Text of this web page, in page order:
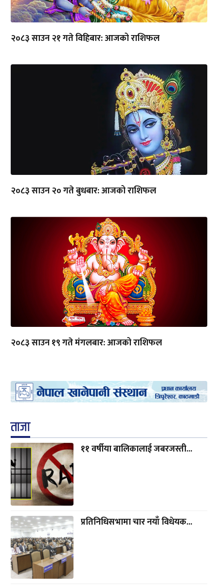
२०८३ साउन २१ गते विहिबार: आजको राशिफल
२०८३ साउन २० गते बुधबार: आजको राशिफल
२०८३ साउन १९ गते मंगलबार: आजको राशिफल
ताजा
११ वर्षीया बालिकालाई जबरजस्ती...
प्रतिनिधिसभामा चार नयाँ विधेयक...